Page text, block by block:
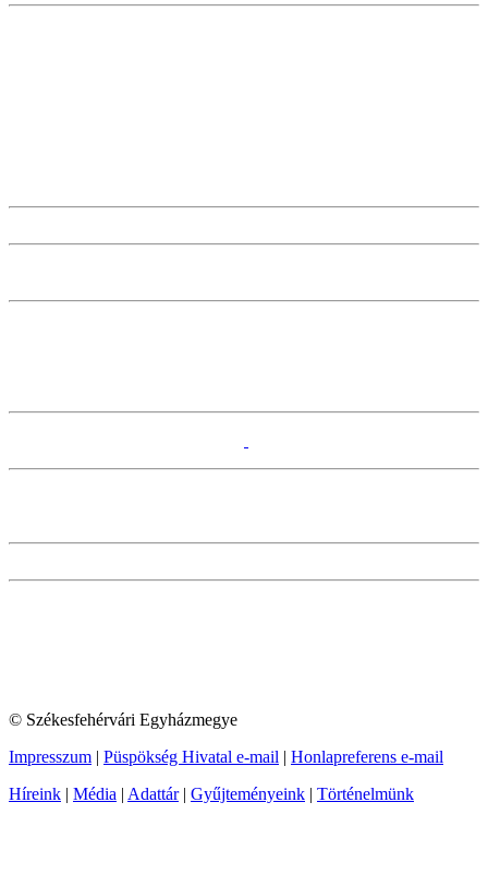
© Székesfehérvári Egyházmegye
Impresszum | Püspökség Hivatal e-mail | Honlapreferens e-mail
Híreink | Média | Adattár| Gyűjteményeink | Történelmünk